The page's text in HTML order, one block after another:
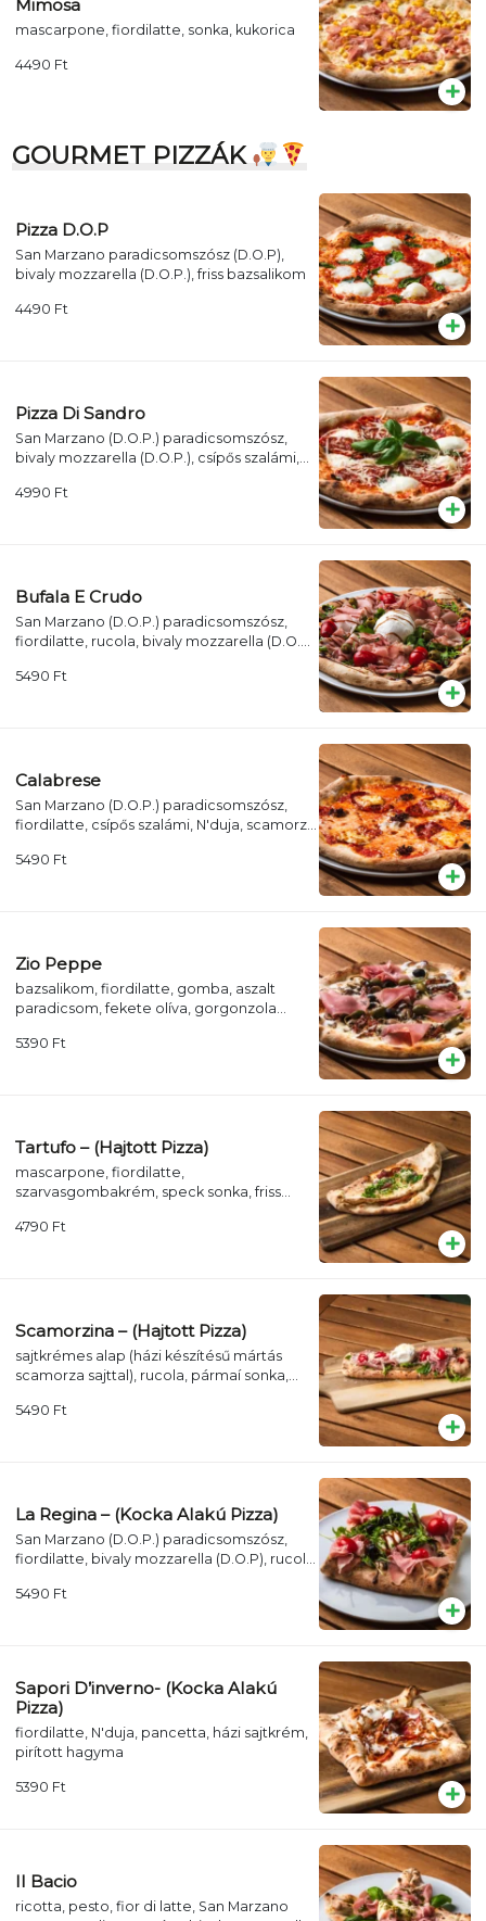
Mimosa
mascarpone, fiordilatte, sonka, kukorica
4490 Ft
GOURMET PIZZÁK
Pizza D.O.P
San Marzano paradicsomszósz (D.O.P),
bivaly mozzarella (D.O.P.), friss bazsalikom
4490 Ft
Pizza Di Sandro
San Marzano (D.O.P.) paradicsomszósz,
bivaly mozzarella (D.O.P.), csípős szalámi,
4990 Ft
Bufala E Crudo
San Marzano (D.O.P.) paradicsomszósz,
fiordilatte, rucola, bivaly mozzarella (D.O.P),
koktélparadicsom, balzsamecetkrém
5490 Ft
Calabrese
San Marzano (D.O.P.) paradicsomszósz,
fiordilatte, csípős szalámi, N'duja, scamorza
5490 Ft
Zio Peppe
bazsalikom, fiordilatte, gomba, aszalt
paradicsom, fekete olíva, gorgonzola
5390 Ft
Tartufo – (Hajtott Pizza)
mascarpone, fiordilatte,
szarvasgombakrém, speck sonka, friss
4790 Ft
Scamorzina – (Hajtott Pizza)
sajtkrémes alap (házi készítésű mártás
scamorza sajttal), rucola, pármaí sonka,
koktélparadicsom, grana padano
5490 Ft
La Regina – (Kocka Alakú Pizza)
San Marzano (D.O.P.) paradicsomszósz,
fiordilatte, bivaly mozzarella (D.O.P), rucola,
citrom, pármai sonka, balzsamecetkrém
5490 Ft
Sapori D’inverno- (Kocka Alakú
Pizza)
fiordilatte, N'duja, pancetta, házi sajtkrém,
pirított hagyma
5390 Ft
Il Bacio
ricotta, pesto, fior di latte, San Marzano